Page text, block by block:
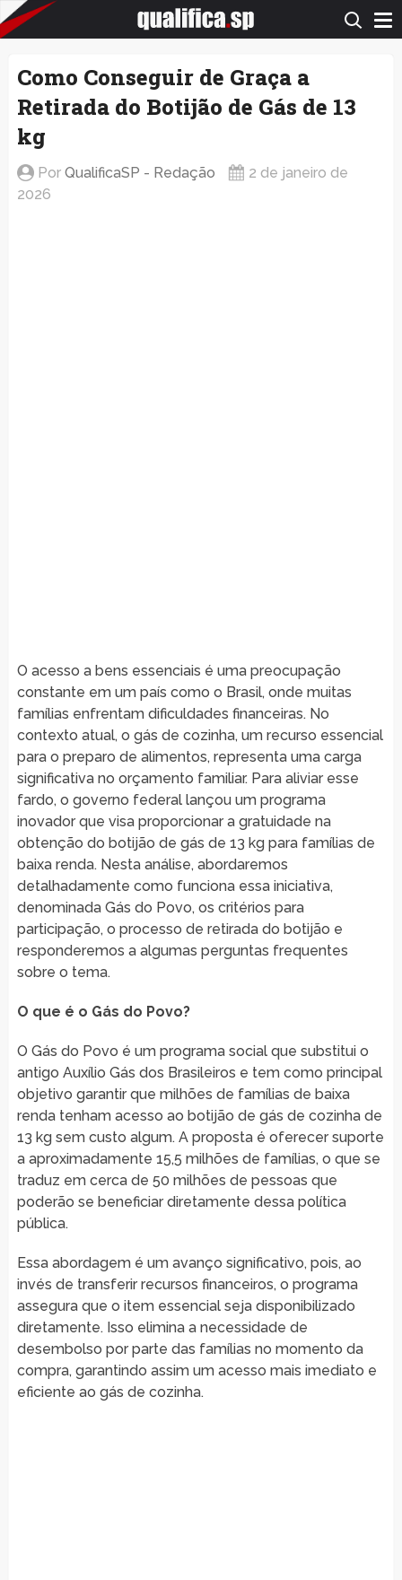
QualificaSP.com
Como Conseguir de Graça a
Retirada do Botijão de Gás de 13
kg
Por QualificaSP - Redação
2 de janeiro de
2026
O acesso a bens essenciais é uma preocupação
constante em um país como o Brasil, onde muitas
famílias enfrentam dificuldades financeiras. No
contexto atual, o gás de cozinha, um recurso essencial
para o preparo de alimentos, representa uma carga
significativa no orçamento familiar. Para aliviar esse
fardo, o governo federal lançou um programa
inovador que visa proporcionar a gratuidade na
obtenção do botijão de gás de 13 kg para famílias de
baixa renda. Nesta análise, abordaremos
detalhadamente como funciona essa iniciativa,
denominada Gás do Povo, os critérios para
participação, o processo de retirada do botijão e
responderemos a algumas perguntas frequentes
sobre o tema.
O que é o Gás do Povo?
O Gás do Povo é um programa social que substitui o
antigo Auxílio Gás dos Brasileiros e tem como principal
objetivo garantir que milhões de famílias de baixa
renda tenham acesso ao botijão de gás de cozinha de
13 kg sem custo algum. A proposta é oferecer suporte
a aproximadamente 15,5 milhões de famílias, o que se
traduz em cerca de 50 milhões de pessoas que
poderão se beneficiar diretamente dessa política
pública.
Essa abordagem é um avanço significativo, pois, ao
invés de transferir recursos financeiros, o programa
assegura que o item essencial seja disponibilizado
diretamente. Isso elimina a necessidade de
desembolso por parte das famílias no momento da
compra, garantindo assim um acesso mais imediato e
eficiente ao gás de cozinha.